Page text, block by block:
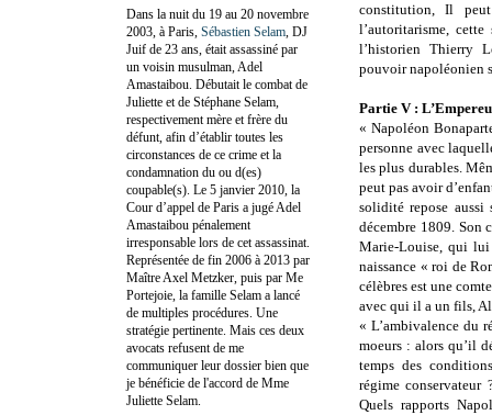
constitution, Il
l’autoritarisme,
l’historien Thierry
pouvoir napoléonien
Partie V :
« Napoléon
personne avec
les plus durables.
peut pas avoir
solidité repose aussi
décembre 1809. Son
Marie-Louise, qui lui
naissance « roi de
célèbres est une
avec qui il a un fils,
« L’ambivalence du
moeurs : alors qu’il
temps des
régime
Quels rapports
Dans la nuit du 19 au 20 novembre
2003, à Paris, Sébastien Selam , DJ
Juif de 23 ans, était assassiné par
un voisin musulman, Adel
Amastaibou. Débutait le combat de
Juliette et de Stéphane Selam,
respectivement mère et frère du
défunt, afin d’établir toutes les
circonstances de ce crime et la
condamnation du ou d(es)
coupable(s). Le 5 janvier 2010, la
Cour d’appel de Paris a jugé Adel
Amastaibou pénalement
irresponsable lors de cet assassinat.
Représentée de fin 2006 à 2013 par
Maître Axel Metzker, puis par Me
Portejoie, la famille Selam a lancé
de multiples procédures. Une
stratégie pertinente. Mais ces deux
avocats refusent de me
communiquer leur dossier bien que
je bénéficie de l'accord de Mme
Juliette Selam.